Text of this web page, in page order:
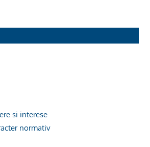
si interese
normativ